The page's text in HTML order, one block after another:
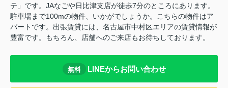
テ」です。JAなごや日比津支店が徒歩7分のところにあります。
駐車場まで100mの物件、いかがでしょうか。こちらの物件はア
パートです。出張賃貸には、名古屋市中村区エリアの賃貸情報が
豊富です。もちろん、店舗へのご来店もお待ちしております。
無料 LINEからお問い合わせ